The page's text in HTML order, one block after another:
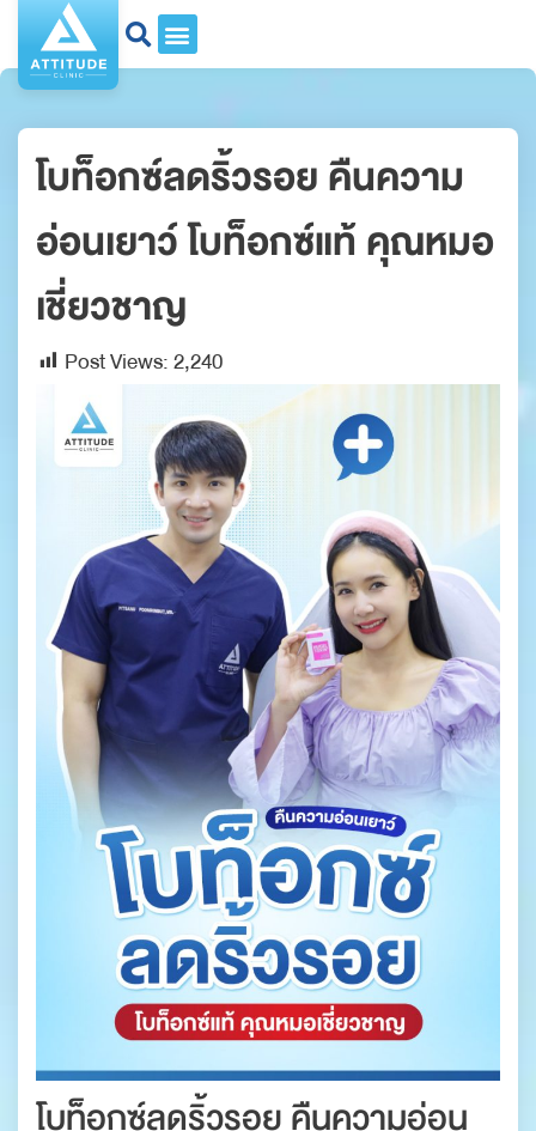
โบท็อกซ์ลดริ้วรอย คืนความ
อ่อนเยาว์ โบท็อกซ์แท้ คุณหมอ
เชี่ยวชาญ
Post Views:2,240
โบท็อกซ์ลดริ้วรอย คืนความอ่อน